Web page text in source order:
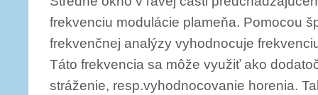
frekvenciu modulácie plameňa. Pomocou
frekvenčnej analýzy vyhodnocuje
Táto frekvencia sa môže využiť ako
stráženie, resp.vyhodnocovanie horenia.